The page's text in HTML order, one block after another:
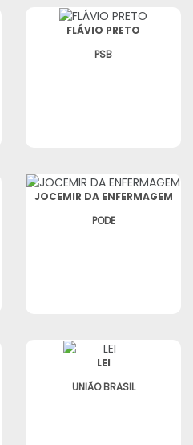
FLÁVIO PRETO
PSB
JOCEMIR DA ENFERMAGEM
PODE
LEI
UNIÃO BRASIL